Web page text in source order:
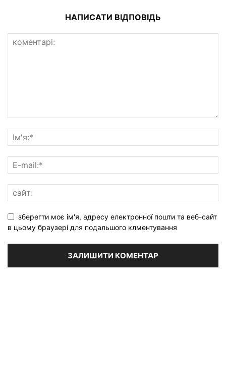
НАПИСАТИ ВІДПОВІДЬ
зберегти моє ім'я, адресу електронної пошти та веб-сайт
в цьому браузері для подальшого клментування